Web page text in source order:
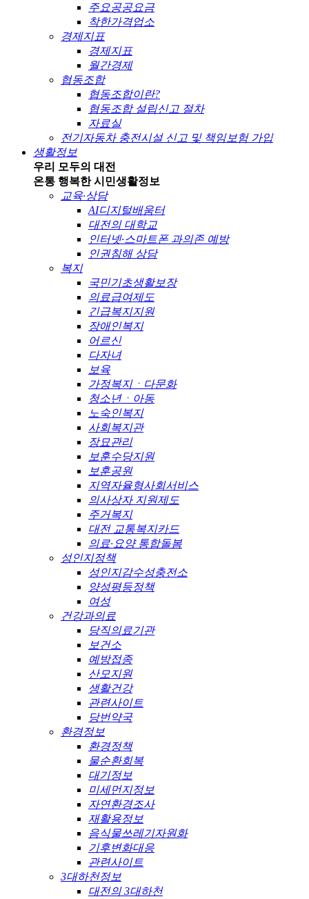
주요공공요금
착한가격업소
경제지표
경제지표
월간경제
협동조합
협동조합이란?
협동조합 설립신고 절차
자료실
전기자동차 충전시설 신고 및 책임보험 가입
생활정보
우리 모두의 대전
온통 행복한 시민생활정보
교육·상담
AI디지털배움터
대전의 대학교
인터넷·스마트폰 과의존 예방
인권침해 상담
복지
국민기초생활보장
의료급여제도
긴급복지지원
장애인복지
어르신
다자녀
보육
가정복지ㆍ다문화
청소년ㆍ아동
노숙인복지
사회복지관
장묘관리
보훈수당지원
보훈공원
지역자율형사회서비스
의사상자 지원제도
주거복지
대전 교통복지카드
의료·요양 통합돌봄
성인지정책
성인지감수성충전소
양성평등정책
여성
건강과의료
당직의료기관
보건소
예방접종
산모지원
생활건강
관련사이트
당번약국
환경정보
환경정책
물순환회복
대기정보
미세먼지정보
자연환경조사
재활용정보
음식물쓰레기자원화
기후변화대응
관련사이트
3대하천정보
대전의 3대하천